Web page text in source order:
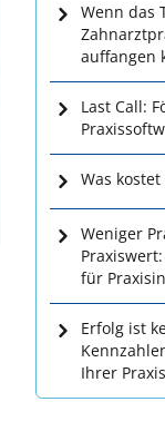
Wenn das
auffangen
Last Call:
Was
Weniger
für
Erfolg ist
Ihrer